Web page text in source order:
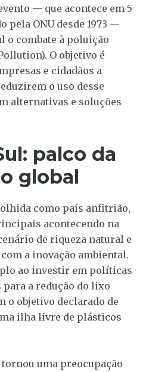
— que acontece em 5
pela ONU desde 1973 —
o combate à poluição
O objetivo é
e cidadãos a
o uso desse
alternativas e soluções
palco da
global
como país anfitrião,
acontecendo na
de riqueza natural e
a inovação ambiental.
ao investir em políticas
a redução do lixo
o objetivo declarado de
ilha livre de plásticos
uma preocupação